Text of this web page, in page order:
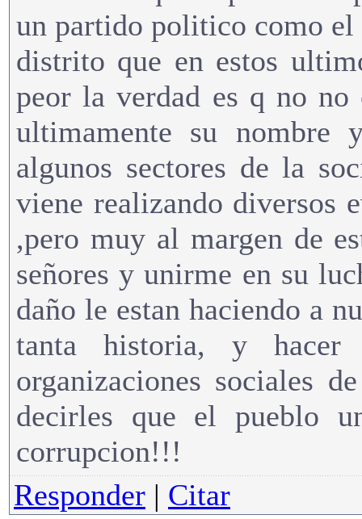
un partido politico como el
distrito que en estos
peor la verdad es q no no
ultimamente su nombre
algunos sectores de la
viene realizando diversos
,pero muy al margen de
señores y unirme en su
daño le estan haciendo a
tanta historia, y
organizaciones sociales
decirles que el pueblo
corrupcion!!!
Responder | Citar